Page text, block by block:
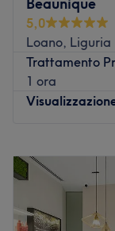
Beaunique
5,0
Loano, Liguria
Trattamento
1 ora
Martedì
Mercoledì
Venerdì